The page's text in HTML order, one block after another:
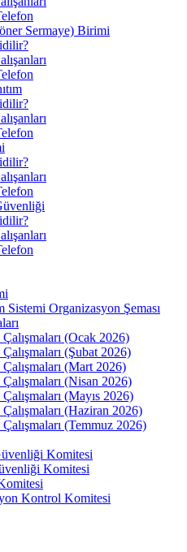
Sermaye) Birimi
Organizasyon Şeması
(Ocak 2026)
(Şubat 2026)
(Mart 2026)
(Nisan 2026)
(Mayıs 2026)
(Haziran 2026)
(Temmuz 2026)
Komitesi
Komitesi
Kontrol Komitesi